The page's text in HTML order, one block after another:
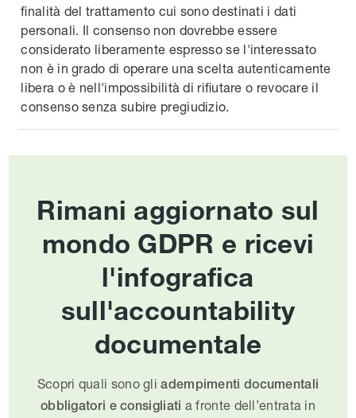
finalità del trattamento cui sono destinati i dati
personali. Il consenso non dovrebbe essere
considerato liberamente espresso se l'interessato
non è in grado di operare una scelta autenticamente
libera o è nell'impossibilità di rifiutare o revocare il
consenso senza subire pregiudizio.
Rimani aggiornato sul
mondo GDPR e ricevi
l'infografica
sull'accountability
documentale
Scopri quali sono gliadempimenti documentali
obbligatori e consigliati a fronte dell’entrata in